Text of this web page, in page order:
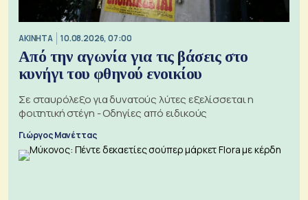
ΑΚΙΝΗΤΑ 10.08.2026, 07:00
Από την αγωνία για τις βάσεις στο
κυνήγι του φθηνού ενοικίου
Σε σταυρόλεξο για δυνατούς λύτες εξελίσσεται η
φοιτητική στέγη - Οδηγίες από ειδικούς
Γιώργος Μανέττας